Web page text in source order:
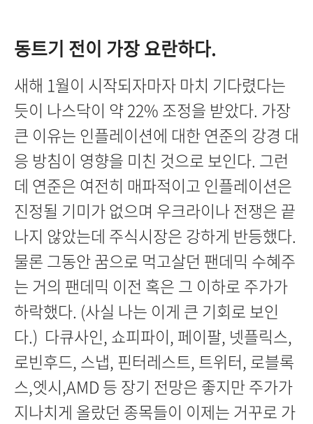
동트기 전이 가장 요란하다.
새해 1월이 시작되자마자 마치 기다렸다는
듯이 나스닥이 약 22% 조정을 받았다. 가장
큰 이유는 인플레이션에 대한 연준의 강경 대
응 방침이 영향을 미친 것으로 보인다. 그런
데 연준은 여전히 매파적이고 인플레이션은
진정될 기미가 없으며 우크라이나 전쟁은 끝
나지 않았는데 주식시장은 강하게 반등했다.
물론 그동안 꿈으로 먹고살던 팬데믹 수혜주
는 거의 팬데믹 이전 혹은 그 이하로 주가가
하락했다. (사실 나는 이게 큰 기회로 보인
다.) 다큐사인, 쇼피파이, 페이팔, 넷플릭스,
로빈후드, 스냅, 핀터레스트, 트위터, 로블록
스,엣시,AMD 등 장기 전망은 좋지만 주가가
지나치게 올랐던 종목들이 이제는 거꾸로 가